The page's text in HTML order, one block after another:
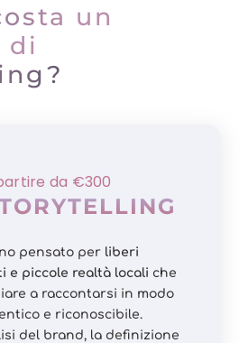
un
di
da €300
pensato per liberi
e piccole realtà locali che
a raccontarsi in modo
e riconoscibile.
del brand, la definizione